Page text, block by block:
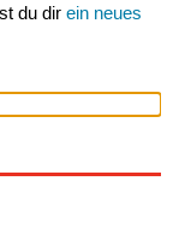
du dir ein neues